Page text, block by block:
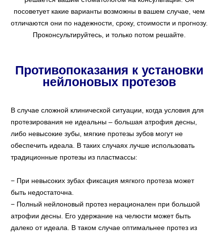
посоветует какие варианты возможны в вашем случае, чем
отличаются они по надежности, сроку, стоимости и прогнозу.
Проконсультируйтесь, и только потом решайте.
Противопоказания к установки
нейлоновых протезов
В случае сложной клинической ситуации, когда условия для
протезирования не идеальны – большая атрофия десны,
либо невысокие зубы, мягкие протезы зубов могут не
обеспечить идеала. В таких случаях лучше использовать
традиционные протезы из пластмассы:
При невысоких зубах фиксация мягкого протеза может
быть недостаточна.
Полный нейлоновый протез нерационален при большой
атрофии десны. Его удержание на челюсти может быть
далеко от идеала. В таком случае оптимальнее протез из